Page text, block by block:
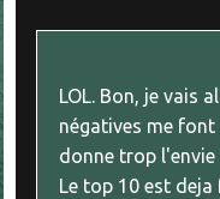
LOL. Bon, je vais
négatives me
donne trop l'envie
Le top 10 est